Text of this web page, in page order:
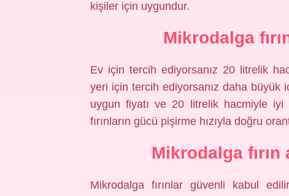
kişiler için uygundur.
Mikrodalga
Ev için tercih ediyorsanız 20 litrelik
yeri için tercih ediyorsanız daha büyük
uygun fiyatı ve 20 litrelik hacmiyle iyi
fırınların gücü pişirme hızıyla doğru
Mikrodalga fırın
Mikrodalga fırınlar güvenli kabul